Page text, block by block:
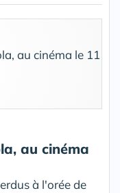
au cinéma
à l'orée de